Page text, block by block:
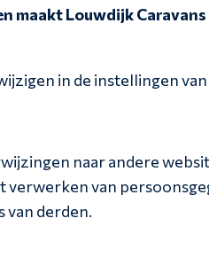
maakt Louwdijk Caravans
in de instellingen
naar andere
van
van derden.